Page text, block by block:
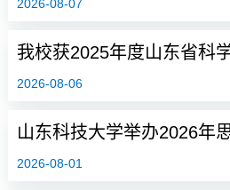
2026-08-07
我校获2025年度山东省科
2026-08-06
2026-08-01